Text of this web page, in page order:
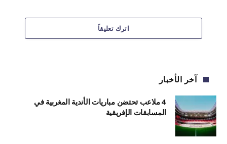
اترك تعليقاً
آخر الأخبار
4 ملاعب تحتضن مباريات الأندية المغربية في
المسابقات الإفريقية